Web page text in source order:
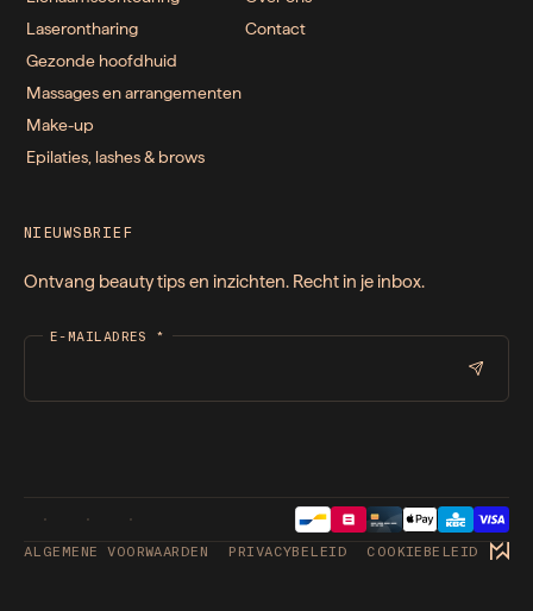
Laserontharing
Gezonde hoofdhuid
Massages en arrangementen
Make-up
Epilaties, lashes & brows
Contact
NIEUWSBRIEF
Ontvang beauty tips en inzichten. Recht in je inbox.
E-MAILADRES *
ALGEMENE VOORWAARDEN PRIVACYBELEID COOKIEBELEID